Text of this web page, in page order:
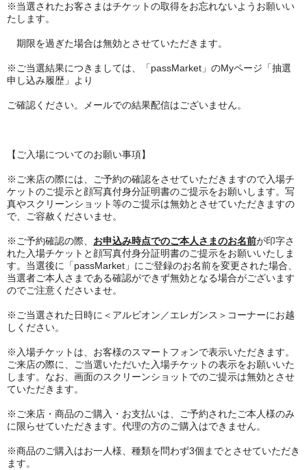
※当選されたお客さまはチケットの取得をお忘れないようお願いい
たします。
期限を過ぎた場合は無効とさせていただきます。
※ご当選結果につきましては、「passMarket」のMyページ「抽選
申し込み履歴」より
ご確認ください。メールでの結果配信はございません。
【ご入場についてのお願い事項】
※ご来店の際には、ご予約の確認をさせていただきますので入場チ
ケットのご提示と顔写真付身分証明書のご提示をお願いします。写
真やスクリーンショット等のご提示は無効とさせていただきますの
で、ご容赦くださいませ。
※ご予約確認の際、 お申込み時点でのご本人さまのお名前が印字さ
れた入場チケットと顔写真付身分証明書のご提示をお願いいたしま
す。当選後に「passMarket」にご登録のお名前を変更された場合、
当選者ご本人さまである確認ができず無効となる場合がございます
のでご注意くださいませ。
※ご当選された日時に＜アルビオン／エレガンス＞コーナーにお越
しください。
※入場チケットは、お客様のスマートフォンで表示いただきます。
ご来店の際に、ご当選いただいた入場チケットの表示をお願いいた
します。なお、画面のスクリーンショットでのご提示は無効とさせ
ていただきます。
※ご来店・商品のご購入・お支払いは、ご予約されたご本人様のみ
に限らせていただきます。代理の方のご購入はできません。
※商品のご購入はお一人様、種類を問わず3個までとさせていただき
ます。